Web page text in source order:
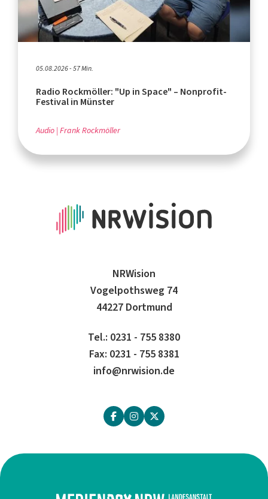
05.08.2026 - 57 Min.
Radio Rockmöller: "Up in Space" – Nonprofit-
Festival in Münster
Audio Frank Rockmöller
NRWision
Vogelpothsweg 74
44227 Dortmund
Tel.: 0231 - 755 8380
Fax: 0231 - 755 8381
info@nrwision.de